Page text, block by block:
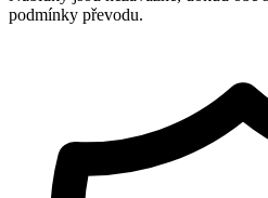
podmínky převodu.